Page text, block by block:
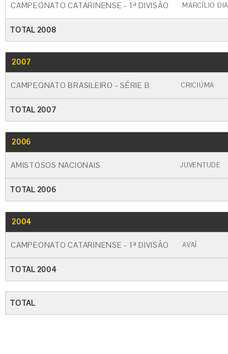
CAMPEONATO CATARINENSE - 1ª DIVISÃO MARCÍLIO
TOTAL 2008
2007
CAMPEONATO BRASILEIRO - SÉRIE B CRICIÚMA
TOTAL 2007
2006
AMISTOSOS NACIONAIS JUVENTUDE
TOTAL 2006
2004
CAMPEONATO CATARINENSE - 1ª DIVISÃO AVAÍ
TOTAL 2004
TOTAL